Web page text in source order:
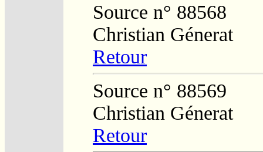
Source n° 88568
Christian Génerat
Retour
Source n° 88569
Christian Génerat
Retour